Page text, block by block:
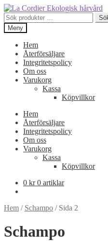
Hoppa
till
navigering
Hoppa
till
innehåll
Sök
efter:
Meny
Hem
Återförsäljare
Integritetspolicy
Om oss
Varukorg
Kassa
Köpvillkor
Hem
Återförsäljare
Integritetspolicy
Om oss
Varukorg
Kassa
Köpvillkor
0 kr 0 artiklar
Hem / Schampo / Sida 2
Schampo